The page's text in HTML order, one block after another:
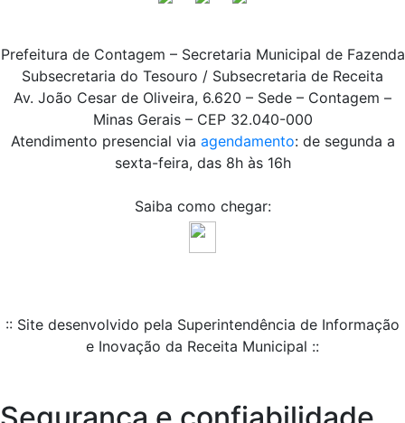
Prefeitura de Contagem – Secretaria Municipal de Fazenda
Subsecretaria do Tesouro / Subsecretaria de Receita
Av. João Cesar de Oliveira, 6.620 – Sede – Contagem –
Minas Gerais – CEP 32.040-000
Atendimento presencial via agendamento: de segunda a
sexta-feira, das 8h às 16h
Saiba como chegar:
:: Site desenvolvido pela Superintendência de Informação
e Inovação da Receita Municipal ::